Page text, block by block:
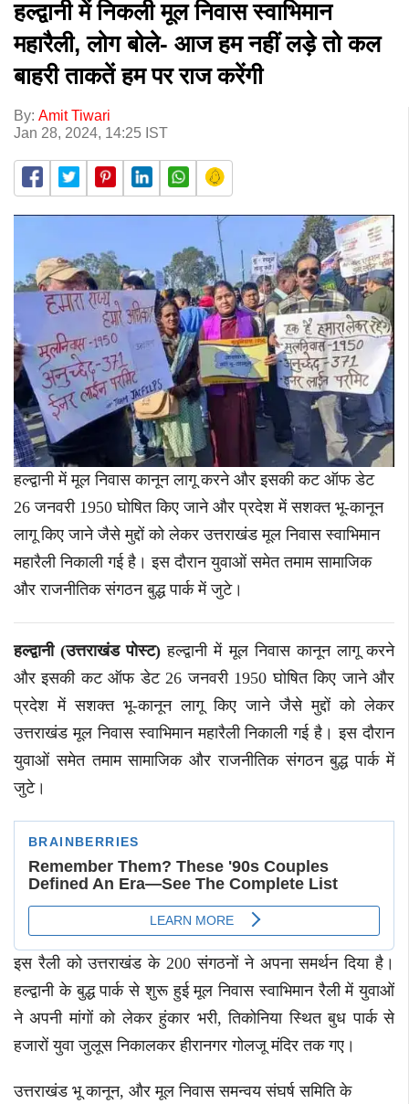
हल्द्वानी में निकली मूल निवास स्वाभिमान
महारैली, लोग बोले- आज हम नहीं लड़े तो कल
बाहरी ताकतें हम पर राज करेंगी
By: Amit Tiwari
Jan 28, 2024, 14:25 IST
हल्द्वानी में मूल निवास कानून लागू करने और इसकी कट ऑफ डेट
26 जनवरी 1950 घोषित किए जाने और प्रदेश में सशक्त भू-कानून
लागू किए जाने जैसे मुद्दों को लेकर उत्तराखंड मूल निवास स्वाभिमान
महारैली निकाली गई है। इस दौरान युवाओं समेत तमाम सामाजिक
और राजनीतिक संगठन बुद्ध पार्क में जुटे।
हल्द्वानी (उत्तराखंड पोस्ट) हल्द्वानी में मूल निवास कानून लागू करने
और इसकी कट ऑफ डेट 26 जनवरी 1950 घोषित किए जाने और
प्रदेश में सशक्त भू-कानून लागू किए जाने जैसे मुद्दों को लेकर
उत्तराखंड मूल निवास स्वाभिमान महारैली निकाली गई है। इस दौरान
युवाओं समेत तमाम सामाजिक और राजनीतिक संगठन बुद्ध पार्क में
जुटे।
इस रैली को उत्तराखंड के 200 संगठनों ने अपना समर्थन दिया है।
हल्द्वानी के बुद्ध पार्क से शुरू हुई मूल निवास स्वाभिमान रैली में युवाओं
ने अपनी मांगों को लेकर हुंकार भरी, तिकोनिया स्थित बुध पार्क से
हजारों युवा जुलूस निकालकर हीरानगर गोलजू मंदिर तक गए।
उत्तराखंड भू कानून, और मूल निवास समन्वय संघर्ष समिति के